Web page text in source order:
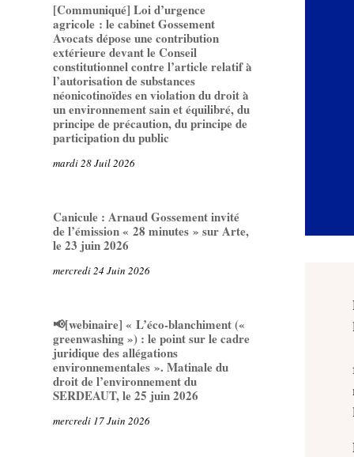
[Communiqué] Loi d’urgence
agricole : le cabinet Gossement
Avocats dépose une contribution
extérieure devant le Conseil
constitutionnel contre l’article relatif à
l’autorisation de substances
néonicotinoïdes en violation du droit à
un environnement sain et équilibré, du
principe de précaution, du principe de
participation du public
mardi 28 Juil 2026
Canicule : Arnaud Gossement invité
de l’émission « 28 minutes » sur Arte,
le 23 juin 2026
mercredi 24 Juin 2026
📢[webinaire] « L’éco-blanchiment («
greenwashing ») : le point sur le cadre
juridique des allégations
environnementales ». Matinale du
droit de l’environnement du
SERDEAUT, le 25 juin 2026
mercredi 17 Juin 2026